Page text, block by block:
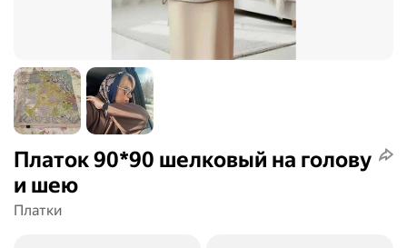
Платок 90*90 шелковый на голову
и шею
Платки